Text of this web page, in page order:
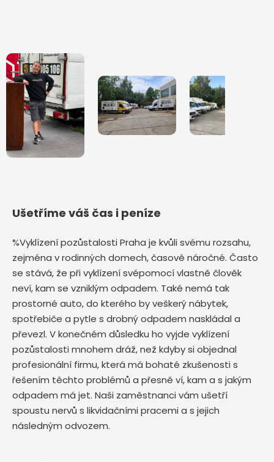
Ušetříme váš čas i peníze
%Vyklízení pozůstalosti Praha je kvůli svému rozsahu,
zejména v rodinných domech, časově náročné. Často
se stává, že při vyklízení svépomocí vlastně člověk
neví, kam se vzniklým odpadem. Také nemá tak
prostorné auto, do kterého by veškerý nábytek,
spotřebiče a pytle s drobný odpadem naskládal a
převezl. V konečném důsledku ho vyjde vyklízení
pozůstalosti mnohem dráž, než kdyby si objednal
profesionální firmu, která má bohaté zkušenosti s
řešením těchto problémů a přesně ví, kam a s jakým
odpadem má jet. Naši zaměstnanci vám ušetří
spoustu nervů s likvidačními pracemi a s jejich
následným odvozem.